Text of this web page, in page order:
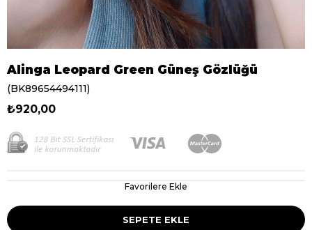
Alinga Leopard Green Güneş Gözlüğü
(BK89654494111)
₺920,00
Favorilere Ekle